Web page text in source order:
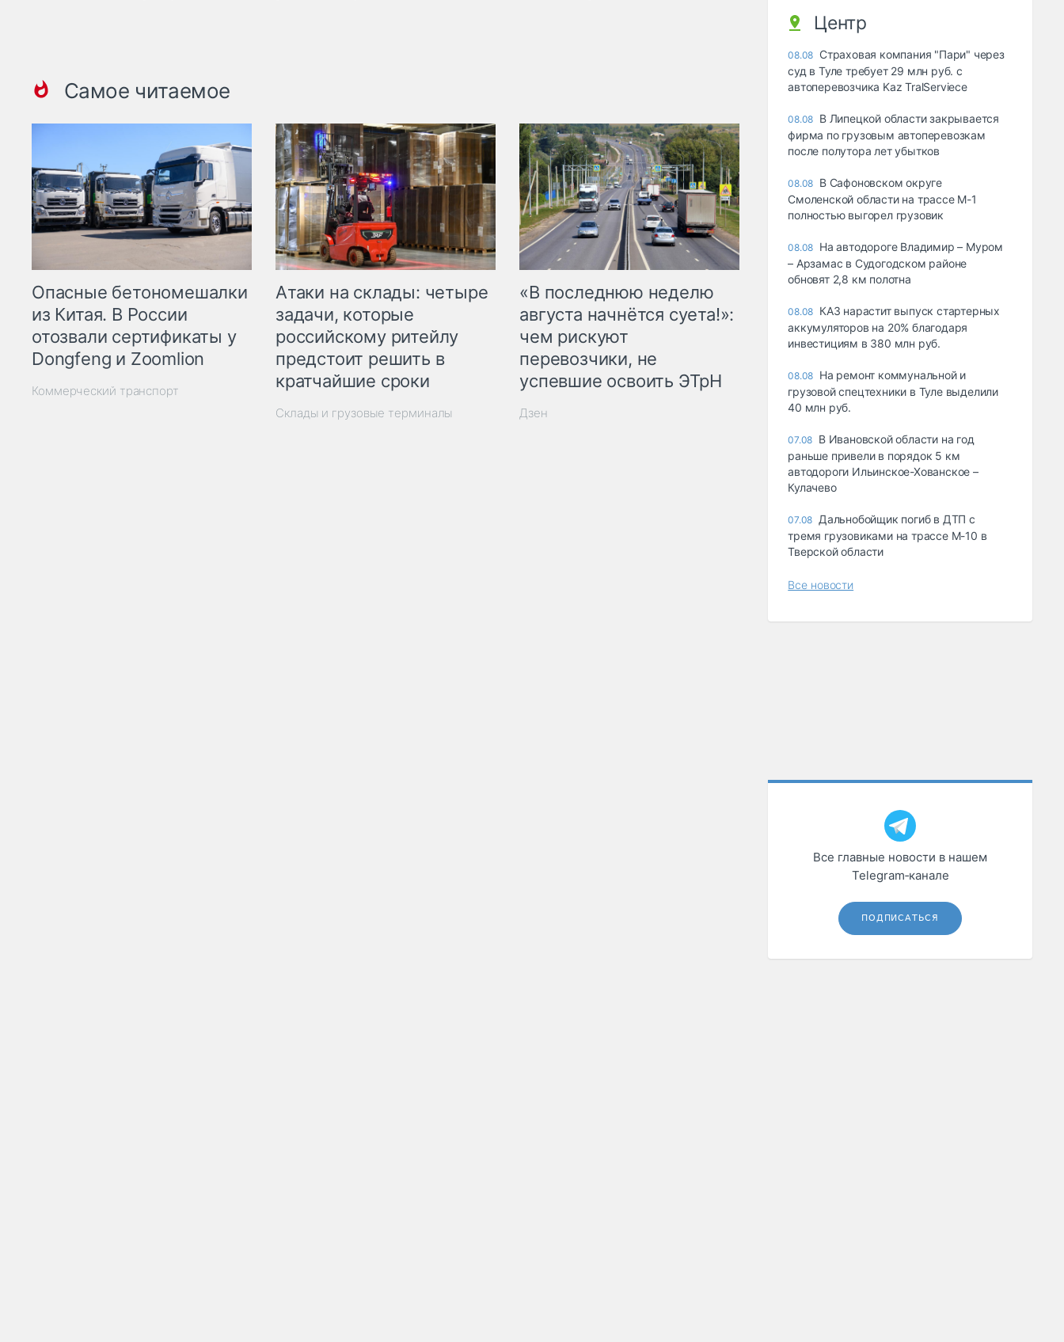
Самое читаемое
Опасные бетономешалки
из Китая. В России
отозвали сертификаты у
Dongfeng и Zoomlion
Коммерческий транспорт
Атаки на склады: четыре
задачи, которые
российскому ритейлу
предстоит решить в
кратчайшие сроки
Склады и грузовые терминалы
«В последнюю неделю
августа начнётся суета!»:
чем рискуют
перевозчики, не
успевшие освоить ЭТрН
Дзен
Центр
08.08 Страховая компания "Пари" через
суд в Туле требует 29 млн руб. с
автоперевозчика Kaz TralServiece
08.08 В Липецкой области закрывается
фирма по грузовым автоперевозкам
после полутора лет убытков
08.08 В Сафоновском округе
Смоленской области на трассе М-1
полностью выгорел грузовик
08.08 На автодороге Владимир – Муром
– Арзамас в Судогодском районе
обновят 2,8 км полотна
08.08 КАЗ нарастит выпуск стартерных
аккумуляторов на 20% благодаря
инвестициям в 380 млн руб.
08.08 На ремонт коммунальной и
грузовой спецтехники в Туле выделили
40 млн руб.
07.08 В Ивановской области на год
раньше привели в порядок 5 км
автодороги Ильинское-Хованское –
Кулачево
07.08 Дальнобойщик погиб в ДТП с
тремя грузовиками на трассе М-10 в
Тверской области
Все новости
Все главные новости в нашем
Telegram‑канале
ПОДПИСАТЬСЯ